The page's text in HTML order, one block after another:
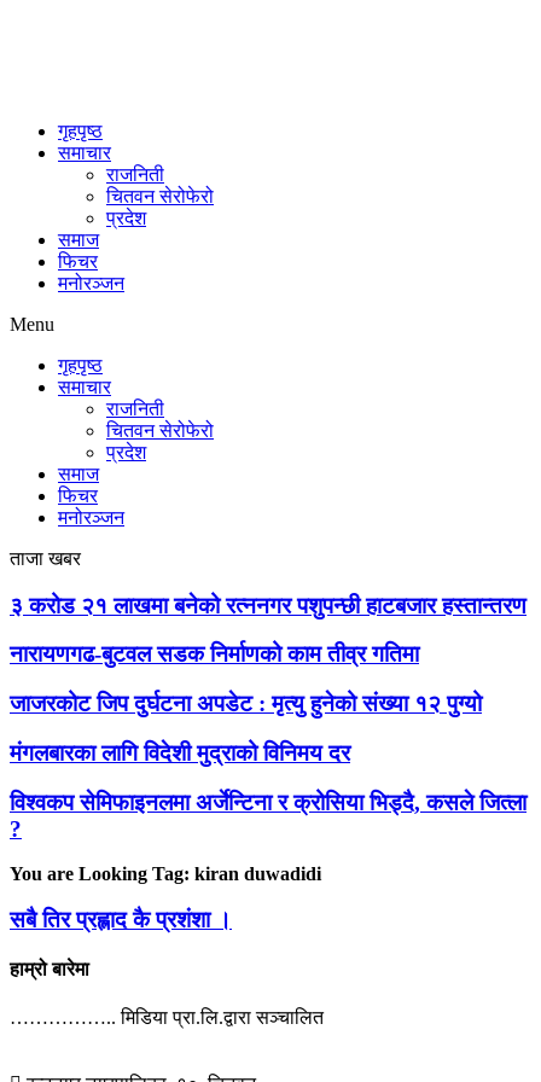
गृहपृष्ठ
समाचार
राजनिती
चितवन सेरोफेरो
प्रदेश
समाज
फिचर
मनोरञ्जन
Menu
गृहपृष्ठ
समाचार
राजनिती
चितवन सेरोफेरो
प्रदेश
समाज
फिचर
मनोरञ्जन
ताजा खबर
३ करोड २१ लाखमा बनेको रत्ननगर पशुपन्छी हाटबजार हस्तान्तरण
नारायणगढ-बुटवल सडक निर्माणको काम तीव्र गतिमा
जाजरकोट जिप दुर्घटना अपडेट : मृत्यु हुनेको संख्या १२ पुग्यो
मंगलबारका लागि विदेशी मुद्राको विनिमय दर
विश्वकप सेमिफाइनलमा अर्जेन्टिना र क्रोसिया भिड्दै, कसले जित्ला
?
You are Looking Tag: kiran duwadidi
सबै तिर प्रह्लाद कै प्रशंशा ।
हाम्रो बारेमा
…………….. मिडिया प्रा.लि.द्वारा सञ्चालित